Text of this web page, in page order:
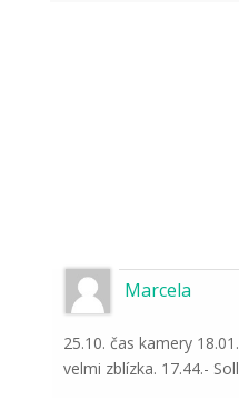
Marcela
25.10. čas kamery
velmi zblízka. 17.44.-